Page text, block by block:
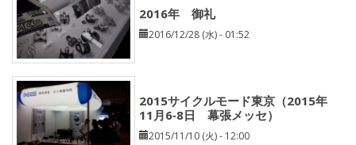
2016年 御礼
2016/12/28 (水) - 01:52
2015サイクルモード東京（2015年
11月6‐8日 幕張メッセ）
2015/11/10 (火) - 12:00